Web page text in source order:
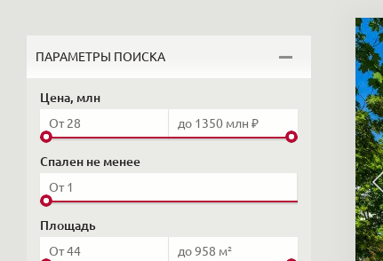
ПАРАМЕТРЫ ПОИСКА
Цена, млн
Спален не менее
Площадь